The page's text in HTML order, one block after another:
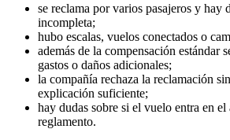
se reclama por varios pasajeros y hay
incompleta;
hubo escalas, vuelos conectados o
además de la compensación estándar
gastos o daños adicionales;
la compañía rechaza la reclamación
explicación suficiente;
hay dudas sobre si el vuelo entra en
reglamento.